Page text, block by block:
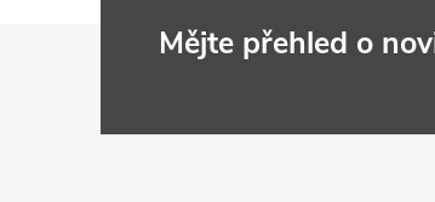
Mějte přehled o